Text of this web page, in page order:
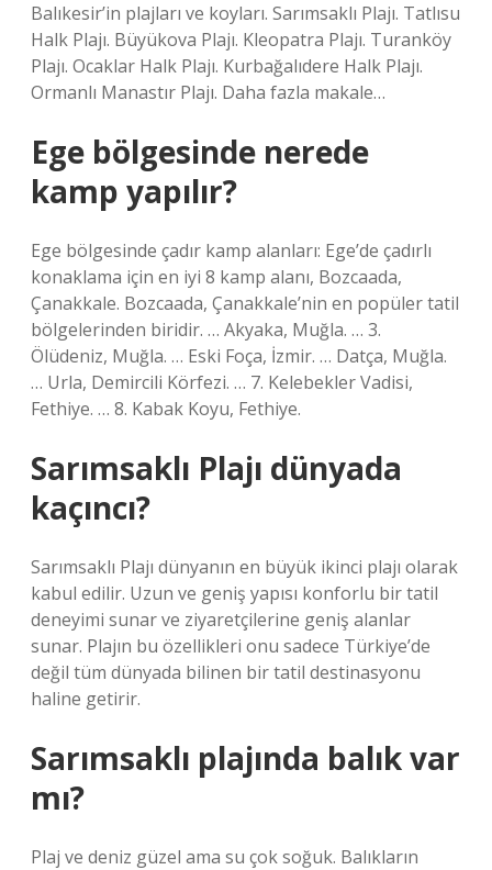
Balıkesir’in plajları ve koyları. Sarımsaklı Plajı. Tatlısu
Halk Plajı. Büyükova Plajı. Kleopatra Plajı. Turanköy
Plajı. Ocaklar Halk Plajı. Kurbağalıdere Halk Plajı.
Ormanlı Manastır Plajı. Daha fazla makale…
Ege bölgesinde nerede
kamp yapılır?
Ege bölgesinde çadır kamp alanları: Ege’de çadırlı
konaklama için en iyi 8 kamp alanı, Bozcaada,
Çanakkale. Bozcaada, Çanakkale’nin en popüler tatil
bölgelerinden biridir. … Akyaka, Muğla. … 3.
Ölüdeniz, Muğla. … Eski Foça, İzmir. … Datça, Muğla.
… Urla, Demircili Körfezi. … 7. Kelebekler Vadisi,
Fethiye. … 8. Kabak Koyu, Fethiye.
Sarımsaklı Plajı dünyada
kaçıncı?
Sarımsaklı Plajı dünyanın en büyük ikinci plajı olarak
kabul edilir. Uzun ve geniş yapısı konforlu bir tatil
deneyimi sunar ve ziyaretçilerine geniş alanlar
sunar. Plajın bu özellikleri onu sadece Türkiye’de
değil tüm dünyada bilinen bir tatil destinasyonu
haline getirir.
Sarımsaklı plajında balık var
mı?
Plaj ve deniz güzel ama su çok soğuk. Balıkların